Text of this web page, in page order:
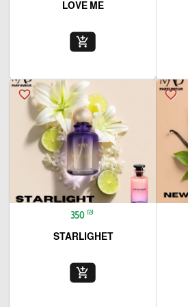
LOVE ME
add_shopping_cart
favorite_border
favorite_border
350 ₪
STARLIGHET
add_shopping_cart